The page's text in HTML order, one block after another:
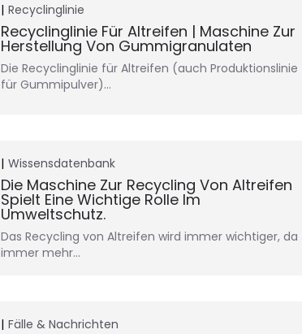
Recyclinglinie
Recyclinglinie Für Altreifen | Maschine Zur
Herstellung Von Gummigranulaten
Die Recyclinglinie für Altreifen (auch Produktionslinie
für Gummipulver)…
Wissensdatenbank
Die Maschine Zur Recycling Von Altreifen
Spielt Eine Wichtige Rolle Im
Umweltschutz.
Das Recycling von Altreifen wird immer wichtiger, da
immer mehr...
Fälle & Nachrichten